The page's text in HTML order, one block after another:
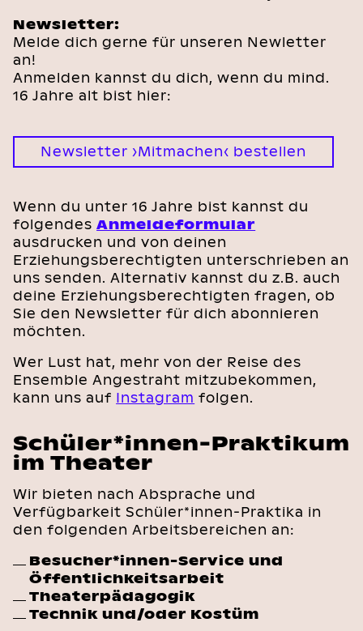
Newsletter:
Melde dich gerne für unseren Newletter
an!
Anmelden kannst du dich, wenn du mind.
16 Jahre alt bist hier:
Newsletter ›Mitmachen‹ bestellen
Wenn du unter 16 Jahre bist kannst du
folgendesAnmeldeformular
ausdrucken und von deinen
Erziehungsberechtigten unterschrieben an
uns senden. Alternativ kannst du z.B. auch
deine Erziehungsberechtigten fragen, ob
Sie den Newsletter für dich abonnieren
möchten.
Wer Lust hat, mehr von der Reise des
Ensemble Angestraht mitzubekommen,
kann uns auf Instagram folgen.
Schüler*innen-Praktikum
im Theater
Wir bieten nach Absprache und
Verfügbarkeit Schüler*innen-Praktika in
den folgenden Arbeitsbereichen an:
Besucher*innen-Service und
Öffentlichkeitsarbeit
Theaterpädagogik
Technik und/oder Kostüm